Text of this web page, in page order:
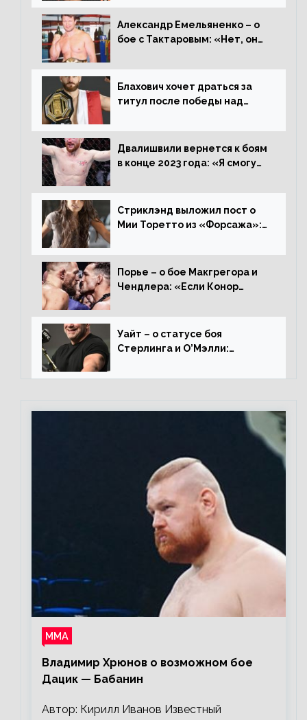
драться с ним»
Александр Емельяненко – о
бое с Тактаровым: «Нет, он
Блахович хочет драться за
титул после победы над
увезти пояс в Польшу»
Двалишвили вернется к боям
в конце 2023 года: «Я смогу
Стриклэнд выложил пост о
Мии Торетто из «Форсажа»:
смотреть этот отсталый
фильм»
Порье – о бое Макгрегора и
Чендлера: «Если Конор
нокаутирует Майкла»
Уайт – о статусе боя
Стерлинга и О’Мэлли:
травму? Он готовится,
ММА
Владимир Хрюнов о возможном бое
Дацик — Бабанин
Автор: Кирилл Иванов Известный